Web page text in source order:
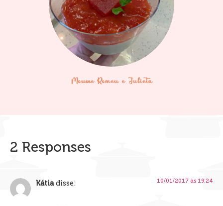
Mousse Romeu e Julieta
2 Responses
Kátia disse: 10/01/2017 às 19:24